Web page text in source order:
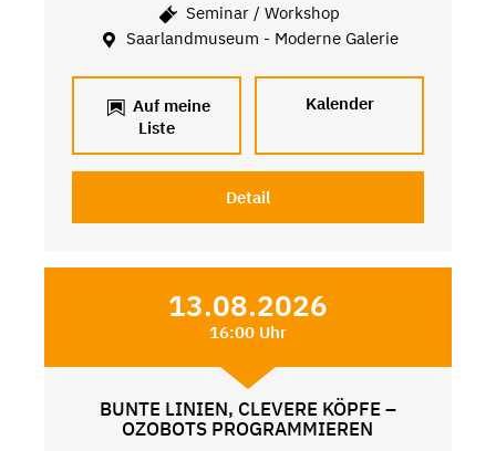
Seminar / Workshop
Saarlandmuseum - Moderne Galerie
Auf meine
Liste
Kalender
Detail
13.08.2026
16:00 Uhr
BUNTE LINIEN, CLEVERE KÖPFE –
OZOBOTS PROGRAMMIEREN